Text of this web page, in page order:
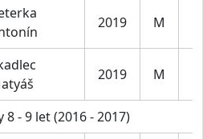
2019 M
2019 M
- 9 let (2016 - 2017)